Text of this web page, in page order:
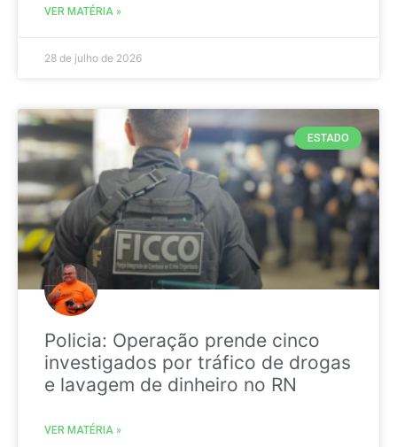
VER MATÉRIA »
28 de julho de 2026
ESTADO
Policia: Operação prende cinco
investigados por tráfico de drogas
e lavagem de dinheiro no RN
VER MATÉRIA »